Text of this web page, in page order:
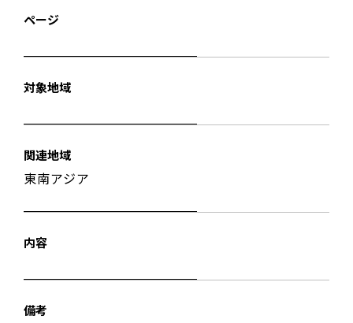
ページ
対象地域
関連地域
東南アジア
内容
備考